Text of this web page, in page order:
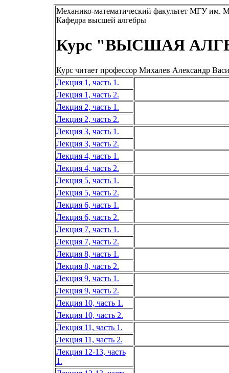
Механико-математический факультет МГУ им.
Кафедра высшей алгебры
Курс "ВЫСШАЯ
Курс читает профессор Михалев Александр
Лекция 1, часть 1.
Лекция 1, часть 2.
Лекция 2, часть 1.
Лекция 2, часть 2.
Лекция 3, часть 1.
Лекция 3, часть 2.
Лекция 4, часть 1.
Лекция 4, часть 2.
Лекция 5, часть 1.
Лекция 5, часть 2.
Лекция 6, часть 1.
Лекция 6, часть 2.
Лекция 7, часть 1.
Лекция 7, часть 2.
Лекция 8, часть 1.
Лекция 8, часть 2.
Лекция 9, часть 1.
Лекция 9, часть 2.
Лекция 10, часть 1.
Лекция 10, часть 2.
Лекция 11, часть 1.
Лекция 11, часть 2.
Лекция 12-13, часть
1.